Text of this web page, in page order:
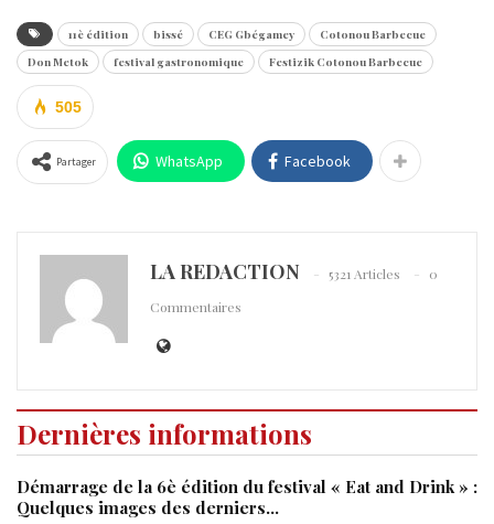
11è édition bissé CEG Gbégamey
Cotonou Barbecue
Don Metok
festival gastronomique Festizik Cotonou Barbecue
505
Partager WhatsApp Facebook
LA REDACTION 5321 Articles
0
Commentaires
Dernières informations
Démarrage de la 6è édition du festival « Eat and Drink » :
Quelques images des derniers…